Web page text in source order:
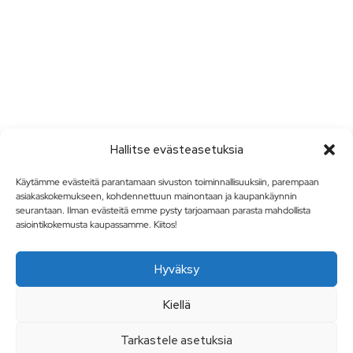
Hallitse evästeasetuksia
Käytämme evästeitä parantamaan sivuston toiminnallisuuksiin, parempaan
asiakaskokemukseen, kohdennettuun mainontaan ja kaupankäynnin
seurantaan. Ilman evästeitä emme pysty tarjoamaan parasta mahdollista
asiointikokemusta kaupassamme. Kiitos!
Hyväksy
Kiellä
Tarkastele asetuksia